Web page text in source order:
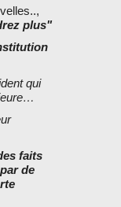
plus"
qui
faits
de